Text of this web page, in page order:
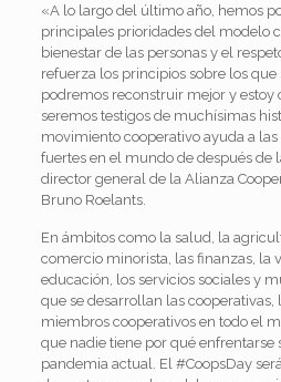
«A lo largo del último año, hemos
principales prioridades del modelo
bienestar de las personas y el
refuerza los principios sobre los que
podremos reconstruir mejor y estoy
seremos testigos de muchísimas
movimiento cooperativo ayuda a
fuertes en el mundo de después de
director general de la Alianza
Bruno Roelants.
En ámbitos como la salud, la
comercio minorista, las finanzas, la
educación, los servicios sociales y
que se desarrollan las
miembros cooperativos en todo el
que nadie tiene por qué enfrentarse
pandemia actual. El #CoopsDay